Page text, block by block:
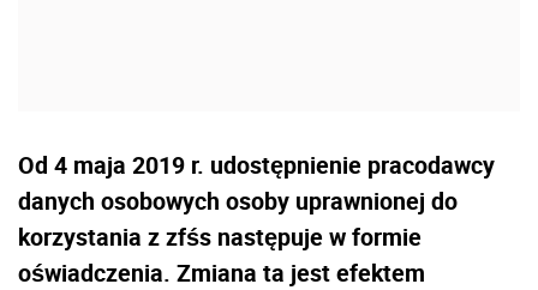
Od 4 maja 2019 r. udostępnienie pracodawcy
danych osobowych osoby uprawnionej do
korzystania z zfśs następuje w formie
oświadczenia. Zmiana ta jest efektem